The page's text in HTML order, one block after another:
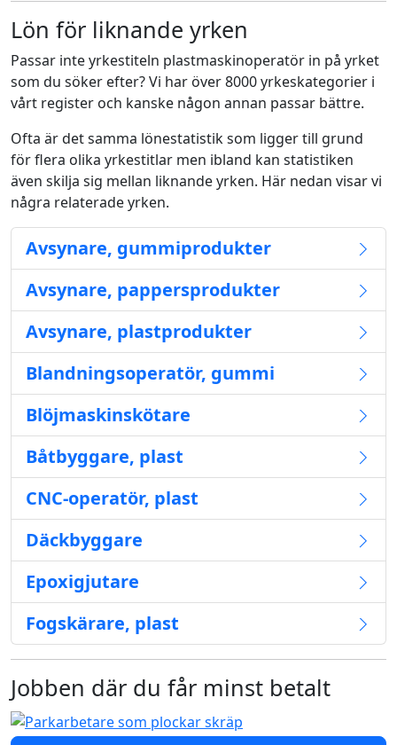
Lön för liknande yrken
Passar inte yrkestiteln plastmaskinoperatör in på yrket
som du söker efter? Vi har över 8000 yrkeskategorier i
vårt register och kanske någon annan passar bättre.
Ofta är det samma lönestatistik som ligger till grund
för flera olika yrkestitlar men ibland kan statistiken
även skilja sig mellan liknande yrken. Här nedan visar vi
några relaterade yrken.
Avsynare, gummiprodukter
Avsynare, pappersprodukter
Avsynare, plastprodukter
Blandningsoperatör, gummi
Blöjmaskinskötare
Båtbyggare, plast
CNC-operatör, plast
Däckbyggare
Epoxigjutare
Fogskärare, plast
Jobben där du får minst betalt